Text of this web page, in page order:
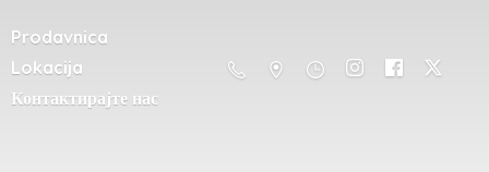
Prodavnica
Lokacija
Контактирајте нас